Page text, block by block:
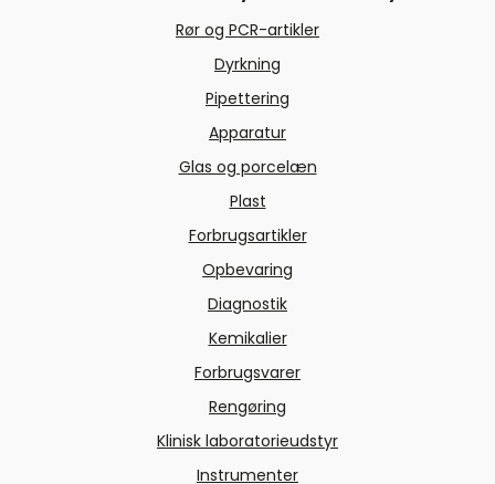
Rør og PCR-artikler
Dyrkning
Pipettering
Apparatur
Glas og porcelæn
Plast
Forbrugsartikler
Opbevaring
Diagnostik
Kemikalier
Forbrugsvarer
Rengøring
Klinisk laboratorieudstyr
Instrumenter